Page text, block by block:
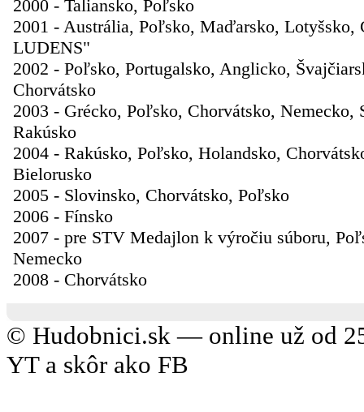
2000 - Taliansko, Poľsko
2001 - Austrália, Poľsko, Maďarsko,
LUDENS"
2002 - Poľsko, Portugalsko, Anglicko,
Chorvátsko
2003 - Grécko, Poľsko, Chorvátsko, Nemecko,
Rakúsko
2004 - Rakúsko, Poľsko, Holandsko,
Bielorusko
2005 - Slovinsko, Chorvátsko, Poľsko
2006 - Fínsko
2007 - pre STV Medajlon k výročiu súboru,
Nemecko
2008 - Chorvátsko
© Hudobnici.sk — online už od
YT a skôr ako FB